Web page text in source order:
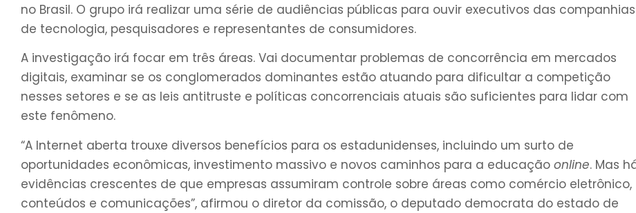
no Brasil. O grupo irá realizar uma série de audiências públicas para ouvir executivos das companhias
de tecnologia, pesquisadores e representantes de consumidores.
A investigação irá focar em três áreas. Vai documentar problemas de concorrência em mercados
digitais, examinar se os conglomerados dominantes estão atuando para dificultar a competição
nesses setores e se as leis antitruste e políticas concorrenciais atuais são suficientes para lidar com
este fenômeno.
“A Internet aberta trouxe diversos benefícios para os estadunidenses, incluindo um surto de
oportunidades econômicas, investimento massivo e novos caminhos para a educação online. Mas
evidências crescentes de que empresas assumiram controle sobre áreas como comércio eletrônico,
conteúdos e comunicações”, afirmou o diretor da comissão, o deputado democrata do estado de